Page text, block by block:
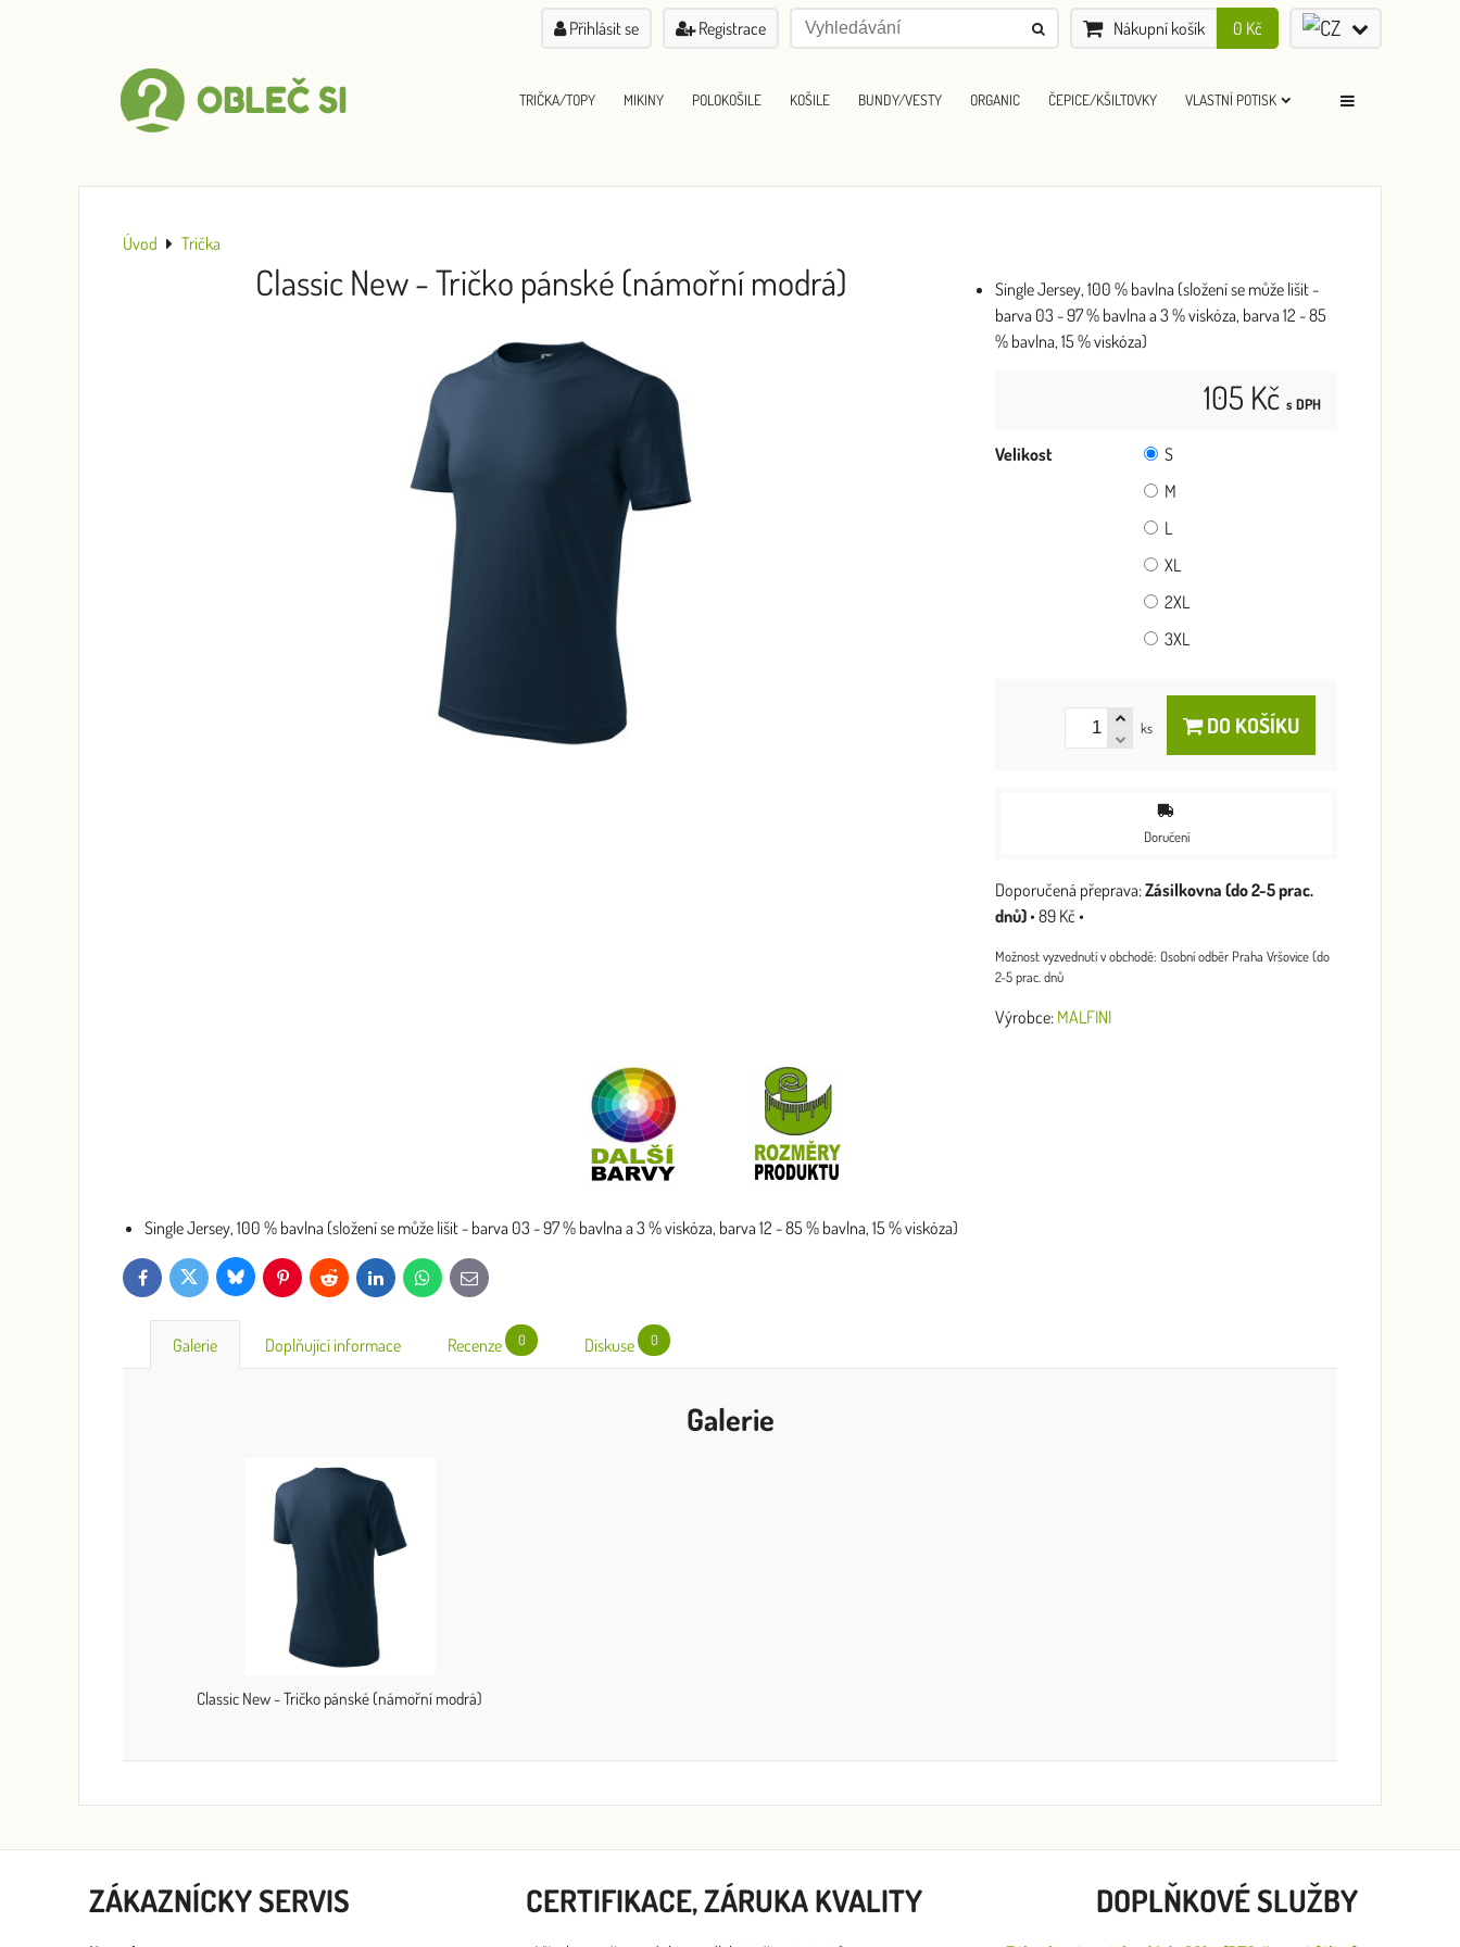
Přihlásit se Registrace Nákupní košík 0 Kč
TRIČKA/TOPY MIKINY POLOKOŠILE KOŠILE BUNDY/VESTY ORGANIC ČEPICE/KŠILTOVKY VLASTNÍ POTISK
Úvod Trička
Classic New - Tričko pánské (námořní modrá)
Single Jersey, 100 % bavlna (složení se může lišit -
barva 03 - 97 % bavlna a 3 % viskóza, barva 12 - 85
% bavlna, 15 % viskóza)
105 Kč s DPH
Velikost
S
M
L
XL
2XL
3XL
ks DO KOŠÍKU
Doručení
Zásilkovna (do 2-5 prac.
dnů)•89 Kč •
Osobní odběr Praha Vršovice (do
2-5 prac. dnů
Výrobce: MALFINI
Single Jersey, 100 % bavlna (složení se může lišit - barva 03 - 97 % bavlna a 3 % viskóza, barva 12 - 85 % bavlna, 15 % viskóza)
FacebookTwitter Bluesky PinterestReddit LinkedInWhatsApp
E-
mail
Galerie Doplňující informace Recenze 0 Diskuse 0
Galerie
Classic New - Tričko pánské (námořní modrá)
ZÁKAZNÍCKY SERVIS CERTIFIKACE, ZÁRUKA KVALITY DOPLŇKOVÉ SLUŽBY